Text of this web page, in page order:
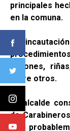
principales
en la comuna.
-La
lesiones,
entre otros.
-El alcalde
de
que